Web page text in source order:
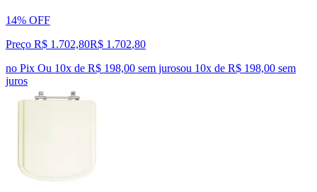
14% OFF
Preço R$ 1.702,80R$ 1.702,80
no Pix Ou 10x de R$ 198,00 sem jurosou 10x de R$ 198,00 sem
juros